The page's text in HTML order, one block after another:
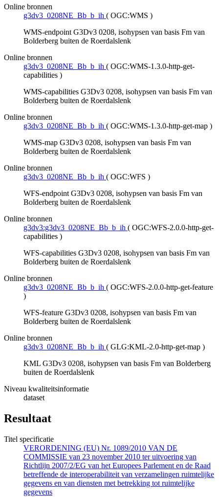
Online bronnen
g3dv3_0208NE_Bb_b_ih ( OGC:WMS )
WMS-endpoint G3Dv3 0208, isohypsen van basis Fm van
Bolderberg buiten de Roerdalslenk
Online bronnen
g3dv3_0208NE_Bb_b_ih ( OGC:WMS-1.3.0-http-get-
capabilities )
WMS-capabilities G3Dv3 0208, isohypsen van basis Fm van
Bolderberg buiten de Roerdalslenk
Online bronnen
g3dv3_0208NE_Bb_b_ih ( OGC:WMS-1.3.0-http-get-map )
WMS-map G3Dv3 0208, isohypsen van basis Fm van
Bolderberg buiten de Roerdalslenk
Online bronnen
g3dv3_0208NE_Bb_b_ih ( OGC:WFS )
WFS-endpoint G3Dv3 0208, isohypsen van basis Fm van
Bolderberg buiten de Roerdalslenk
Online bronnen
g3dv3:g3dv3_0208NE_Bb_b_ih ( OGC:WFS-2.0.0-http-get-
capabilities )
WFS-capabilities G3Dv3 0208, isohypsen van basis Fm van
Bolderberg buiten de Roerdalslenk
Online bronnen
g3dv3_0208NE_Bb_b_ih ( OGC:WFS-2.0.0-http-get-feature
)
WFS-feature G3Dv3 0208, isohypsen van basis Fm van
Bolderberg buiten de Roerdalslenk
Online bronnen
g3dv3_0208NE_Bb_b_ih ( GLG:KML-2.0-http-get-map )
KML G3Dv3 0208, isohypsen van basis Fm van Bolderberg
buiten de Roerdalslenk
Niveau kwaliteitsinformatie
dataset
Resultaat
Titel specificatie
VERORDENING (EU) Nr. 1089/2010 VAN DE
COMMISSIE van 23 november 2010 ter uitvoering van
Richtlijn 2007/2/EG van het Europees Parlement en de Raad
betreffende de interoperabiliteit van verzamelingen ruimtelijke
gegevens en van diensten met betrekking tot ruimtelijke
gegevens